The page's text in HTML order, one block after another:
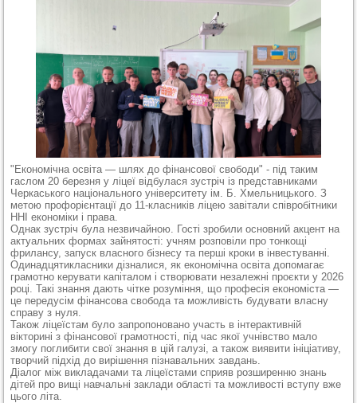
"Економічна освіта — шлях до фінансової свободи" - під таким
гаслом 20 березня у ліцеї відбулася зустріч із представниками
Черкаського національного університету ім. Б. Хмельницького. З
метою профорієнтації до 11-класників ліцею завітали співробітники
ННІ економіки і права.
Однак зустріч була незвичайною. Гості зробили основний акцент на
актуальних формах зайнятості: учням розповіли про тонкощі
фрилансу, запуск власного бізнесу та перші кроки в інвестуванні.
Одинадцятикласники дізналися, як економічна освіта допомагає
грамотно керувати капіталом і створювати незалежні проєкти у 2026
році. Такі знання дають чітке розуміння, що професія економіста —
це передусім фінансова свобода та можливість будувати власну
справу з нуля.
Також ліцеїстам було запропоновано участь в інтерактивній
вікторині з фінансової грамотності, під час якої учнівство мало
змогу поглибити свої знання в цій галузі, а також виявити ініціативу,
творчий підхід до вирішення пізнавальних завдань.
Діалог між викладачами та ліцеїстами сприяв розширенню знань
дітей про вищі навчальні заклади області та можливості вступу вже
цього літа.